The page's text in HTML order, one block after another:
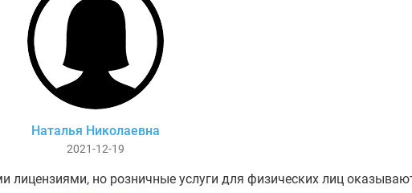
Наталья Николаевна
2021-12-19
лицензиями, но розничные услуги для физических лиц